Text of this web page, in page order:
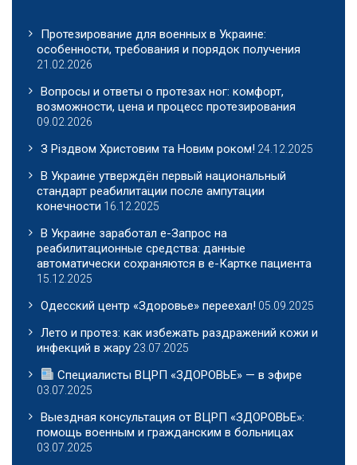
Протезирование для военных в Украине:
особенности, требования и порядок получения
21.02.2026
Вопросы и ответы о протезах ног: комфорт,
возможности, цена и процесс протезирования
09.02.2026
З Різдвом Христовим та Новим роком! 24.12.2025
В Украине утверждён первый национальный
стандарт реабилитации после ампутации
конечности 16.12.2025
В Украине заработал е-Запрос на
реабилитационные средства: данные
автоматически сохраняются в е-Картке пациента
15.12.2025
Одесский центр «Здоровье» переехал! 05.09.2025
Лето и протез: как избежать раздражений кожи и
инфекций в жару 23.07.2025
Специалисты ВЦРП «ЗДОРОВЬЕ» — в эфире
03.07.2025
Выездная консультация от ВЦРП «ЗДОРОВЬЕ»:
помощь военным и гражданским в больницах
03.07.2025